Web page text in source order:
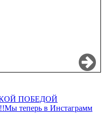
ПОБЕДОЙ
Мы теперь в Инстаграмм